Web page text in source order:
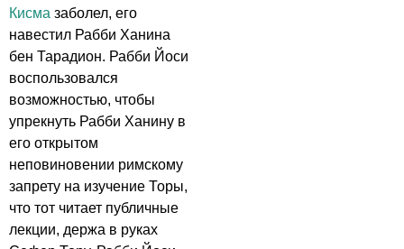
Кисма заболел, его
навестил Рабби Ханина
бен Тарадион. Рабби Йоси
воспользовался
возможностью, чтобы
упрекнуть Рабби Ханину в
его открытом
неповиновении римскому
запрету на изучение Торы,
что тот читает публичные
лекции, держа в руках